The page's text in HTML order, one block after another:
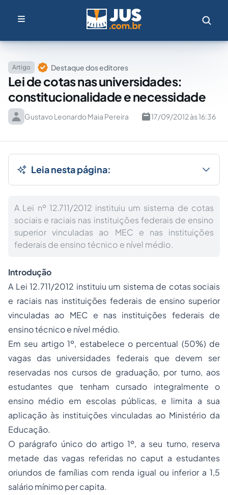
Artigo Destaque dos editores
Lei de cotas nas universidades:
constitucionalidade e necessidade
Gustavo Leonardo Maia Pereira 17/09/2012 às 16:36
Leia nesta página:
A Lei nº 12.711/2012 instituiu um sistema de cotas
sociais e raciais nas instituições federais de ensino
superior vinculadas ao MEC e nas instituições
federais de ensino técnico e nível médio.
Introdução
A Lei 12.711/2012 instituiu um sistema de cotas sociais
e raciais nas instituições federais de ensino superior
vinculadas ao MEC e nas instituições federais de
ensino técnico e nível médio.
Em seu artigo 1º, estabelece o percentual (50%) de
vagas das universidades federais que devem ser
reservadas nos cursos de graduação, por turno, aos
estudantes que tenham cursado integralmente o
ensino médio em escolas públicas, e limita a sua
aplicação às instituições vinculadas ao Ministério da
Educação.
O parágrafo único do artigo 1º, a seu turno, reserva
metade das vagas referidas no caput a estudantes
oriundos de famílias com renda igual ou inferior a 1,5
salário mínimo per capita.